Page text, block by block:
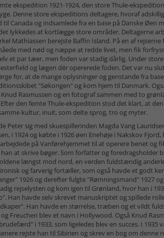
ekspedition 1921-1924, den store Thule-
Denne store ekspeditions deltagere, hvoraf
til Canada og indsamlede fra en base på Danske Øen
lykkedes at kortlægge store områder. Deltagerne
Mathiassen berejste Baffin Island. På en af rejserne
med nød og næppe at redde livet, men fik
et par tæer, men foden var stadig dårlig. Under
og lægen dér opererede foden. Det var nu
for, at de mange oplysninger og genstande fra
"Søkongen" og kom hjem til Danmark.
Rasmussen og en fotograf sammen med to
den femte Thule-ekspedition stod det klart, at
kultur, inuit, som delte sprog, tro og myter.
Peter sig med skuespillerinden Magda Vang
i 1924 og købte i 1926 øen Enehøje i Nakskov
på Vanførehjemmet til at operere benet og
at skrive bøger. Som forfatter og foredragsholder
længst mod nord, en verden fuldstændig
og farverig fortæller, som også havde et godt
1926 og derefter fulgte "Rømningsmand" 1927
rejselysten og kom igen til Grønland, hvor han i
Han havde selv skrevet manuskriptet og spillede
Han havde en størrelse, træben og et vildt
Freuchen blev et navn i Hollywood. Også Knud
i 1933, som ligeledes blev en succes. I 1935
rejste han til Sibirien og skrev en bog om denne